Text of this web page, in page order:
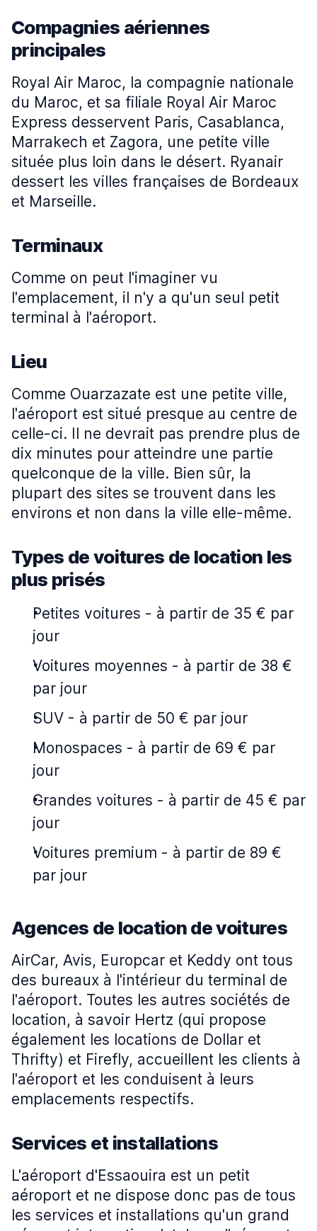
Compagnies aériennes
principales
Royal Air Maroc, la compagnie nationale
du Maroc, et sa filiale Royal Air Maroc
Express desservent Paris, Casablanca,
Marrakech et Zagora, une petite ville
située plus loin dans le désert. Ryanair
dessert les villes françaises de Bordeaux
et Marseille.
Terminaux
Comme on peut l'imaginer vu
l'emplacement, il n'y a qu'un seul petit
terminal à l'aéroport.
Lieu
Comme Ouarzazate est une petite ville,
l'aéroport est situé presque au centre de
celle-ci. Il ne devrait pas prendre plus de
dix minutes pour atteindre une partie
quelconque de la ville. Bien sûr, la
plupart des sites se trouvent dans les
environs et non dans la ville elle-même.
Types de voitures de location les
plus prisés
Petites voitures - à partir de 35 € par
jour
Voitures moyennes - à partir de 38 €
par jour
SUV - à partir de 50 € par jour
Monospaces - à partir de 69 € par
jour
Grandes voitures - à partir de 45 € par
jour
Voitures premium - à partir de 89 €
par jour
Agences de location de voitures
AirCar, Avis, Europcar et Keddy ont tous
des bureaux à l'intérieur du terminal de
l'aéroport. Toutes les autres sociétés de
location, à savoir Hertz (qui propose
également les locations de Dollar et
Thrifty) et Firefly, accueillent les clients à
l'aéroport et les conduisent à leurs
emplacements respectifs.
Services et installations
L'aéroport d'Essaouira est un petit
aéroport et ne dispose donc pas de tous
les services et installations qu'un grand